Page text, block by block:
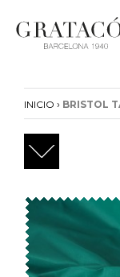
INICIO › BRISTOL